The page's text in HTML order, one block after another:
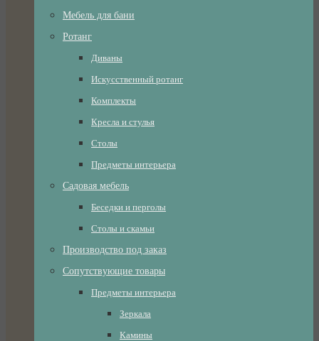
Мебель для бани
Ротанг
Диваны
Искусственный ротанг
Комплекты
Кресла и стулья
Столы
Предметы интерьера
Садовая мебель
Беседки и перголы
Столы и скамьи
Производство под заказ
Сопутствующие товары
Предметы интерьера
Зеркала
Камины